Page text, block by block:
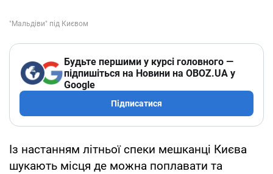
Будьте першими у курсі головного —
підпишіться на Новини на OBOZ.UA у
Google
Підписатися
Із настанням літньої спеки мешканці Києва
шукають місця де можна поплавати та